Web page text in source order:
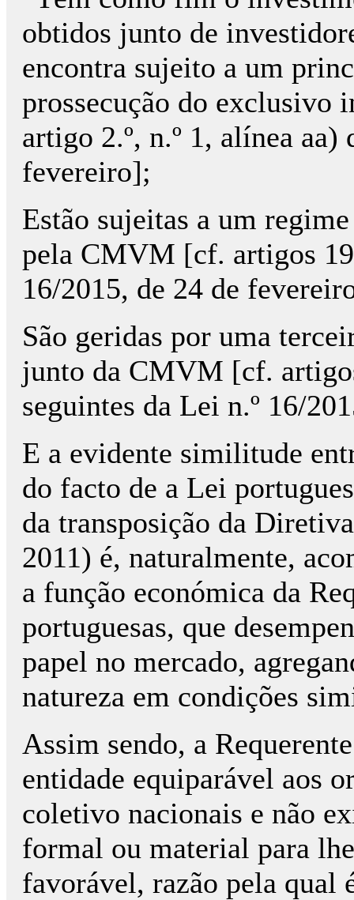
obtidos junto de
encontra sujeito a um
prossecução do exclusivo
artigo 2.º, n.º 1, alínea
fevereiro];
Estão sujeitas a um
pela CMVM [cf. artigos
16/2015, de 24 de
São geridas por uma
junto da CMVM [cf.
seguintes da Lei n.º 16/
E a evidente similitude
do facto de a Lei
da transposição da
2011) é, naturalmente,
a função económica da
portuguesas, que
papel no mercado,
natureza em condições
Assim sendo, a
entidade equiparável aos
coletivo nacionais e não
formal ou material para
favorável, razão pela qual